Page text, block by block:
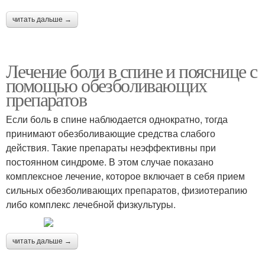
читать дальше →
Лечение боли в спине и пояснице с
помощью обезболивающих
препаратов
Если боль в спине наблюдается однократно, тогда
принимают обезболивающие средства слабого
действия. Такие препараты неэффективны при
постоянном синдроме. В этом случае показано
комплексное лечение, которое включает в себя прием
сильных обезболивающих препаратов, физиотерапию
либо комплекс лечебной физкультуры.
читать дальше →